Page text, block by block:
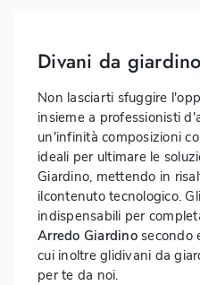
Divani da giardino
Non lasciarti sfuggire
insieme a professionisti
un'infinità composizioni
ideali per ultimare le
Giardino, mettendo in
ilcontenuto tecnologico.
indispensabili per
Arredo Giardinosecondo
cui inoltre glidivani da
per te da noi.